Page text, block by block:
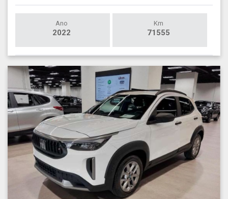
Ano
2022
Km
71555